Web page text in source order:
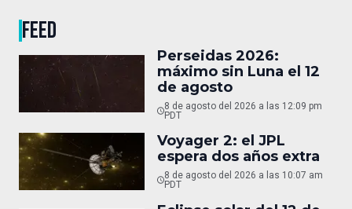
FEED
Perseidas 2026:
máximo sin Luna el 12
de agosto
8 de agosto del 2026 a las 12:09 pm
PDT
Voyager 2: el JPL
espera dos años extra
8 de agosto del 2026 a las 10:07 am
PDT